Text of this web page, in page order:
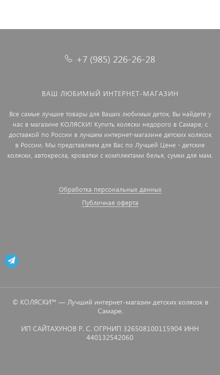
+7 (985) 226-26-28
ВАШ ЛЮБИМЫЙ ИНТЕРНЕТ-МАГАЗИН
Все самые лучшие товары для Ваших любимых деток, Вы найдете у
нас в магазине КОЛЯСКИ! Купить коляски недорого в Самаре, с
доставкой по России в лучшем интернет-магазине детских колясок
в России. Мы представляем для Вас по Лучшей Цене - детские
коляски, автокресла, кроватки с комплектами белья, сумки для мам.
Обработка персональных данных
Публичная оферта
© КОЛЯСКИ™ — Лучший интернет-магазин детских колясок в
Самаре.
ИП САЙТАХУНОВ Р. С. ОГРНИП 326508100115904 ИНН
440132542060